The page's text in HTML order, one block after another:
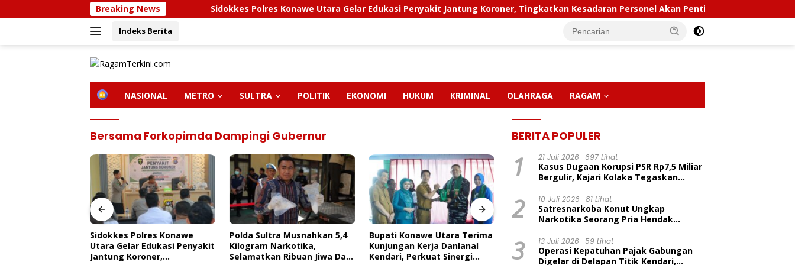
ke
Breaking News Sidokkes Polres Konawe Utara Gelar Edukasi Penyakit Jantung Koroner, Tingkatkan Kesadaran Personel Akan Pentingnya Hidup Sehat
Indeks Berita
H
NASIONAL METRO SULTRA POLITIK EKONOMI HUKUM KRIMINAL OLAHRAGA RAGAM
Bersama Forkopimda Dampingi Gubernur
Polda Sultra Musnahkan 5,4
Kilogram Narkotika,
Selamatkan Ribuan Jiwa Dari
Bupati Konawe Utara Terima
Kunjungan Kerja Danlanal
Kendari, Perkuat Sinergi
FAKTA BARU KASUS CRUSHER
KONAWE UTARA: Status
Kepemilikan Sedang Diuji di
Pendidikan Pelita Ceria Di
Paut Harapan Bunda Molore
Sertijab Sejumlah Pejabat
Utama Dan Kapolres Jajaran
BERITA POPULER
1 21 Juli 2026 697 Lihat
Kasus Dugaan Korupsi PSR Rp7,5 Miliar
Bergulir, Kajari Kolaka Tegaskan
2 10 Juli 2026 81 Lihat
Satresnarkoba Konut Ungkap
Narkotika Seorang Pria Hendak
Kecamatan Wawolesea
3 13 Juli 2026 59 Lihat
Operasi Kepatuhan Pajak Gabungan
Digelar di Delapan Titik Kendari,